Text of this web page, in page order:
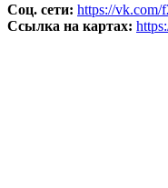
Соц. сети: https://vk.com/
Ссылка на картах: